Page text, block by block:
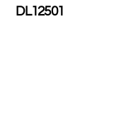
DL12501